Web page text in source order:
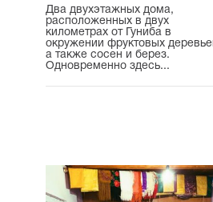
Два двухэтажных дома,
расположенных в двух
километрах от Гуниба в
окружении фруктовых
а также сосен и берез.
Одновременно здесь...